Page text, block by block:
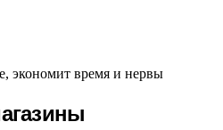
экономит время и нервы